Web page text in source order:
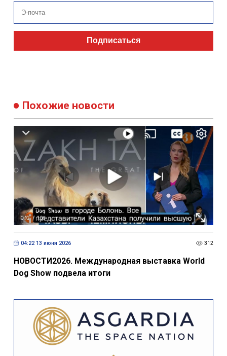
Подписаться
Похожие новости
04:22 13 июня 2026 312
НОВОСТИ2026. Международная выставка World
Dog Show подвела итоги